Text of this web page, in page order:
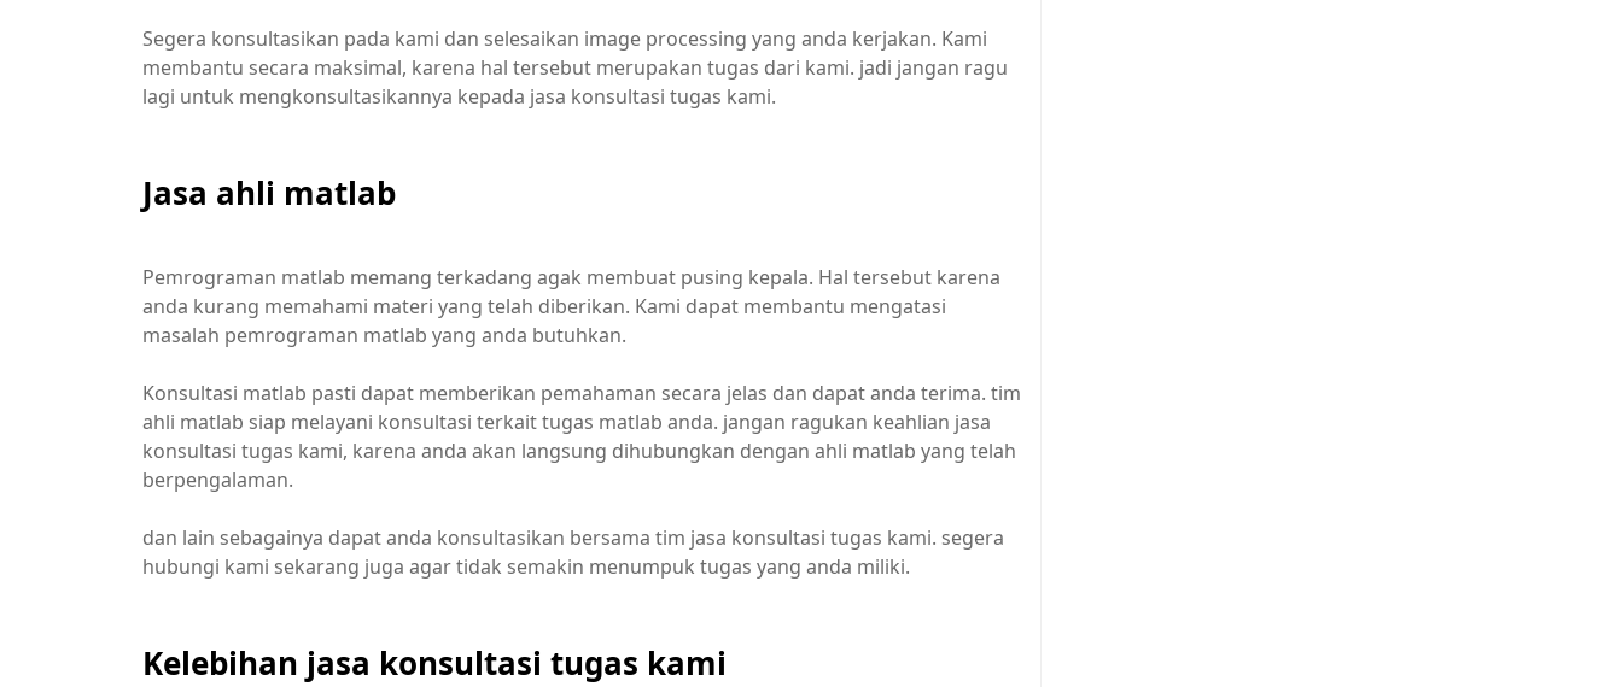
Segera konsultasikan pada kami dan selesaikan image processing yang anda kerjakan. Kami
membantu secara maksimal, karena hal tersebut merupakan tugas dari kami. jadi jangan ragu
lagi untuk mengkonsultasikannya kepada jasa konsultasi tugas kami.
Jasa ahli matlab
Pemrograman matlab memang terkadang agak membuat pusing kepala. Hal tersebut karena
anda kurang memahami materi yang telah diberikan. Kami dapat membantu mengatasi
masalah pemrograman matlab yang anda butuhkan.
Konsultasi matlab pasti dapat memberikan pemahaman secara jelas dan dapat anda terima. tim
ahli matlab siap melayani konsultasi terkait tugas matlab anda. jangan ragukan keahlian jasa
konsultasi tugas kami, karena anda akan langsung dihubungkan dengan ahli matlab yang telah
berpengalaman.
dan lain sebagainya dapat anda konsultasikan bersama tim jasa konsultasi tugas kami. segera
hubungi kami sekarang juga agar tidak semakin menumpuk tugas yang anda miliki.
Kelebihan jasa konsultasi tugas kami